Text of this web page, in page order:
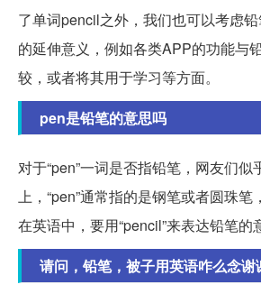
了单词pencil之外，我们也可以考虑
的延伸意义，例如各类APP的功能与
较，或者将其用于学习等方面。
pen是铅笔的意思吗
对于“pen”一词是否指铅笔，网友们
上，“pen”通常指的是钢笔或者圆珠笔
在英语中，要用“pencil”来表达铅笔的
请问，铅笔，被子用英语咋么念谢